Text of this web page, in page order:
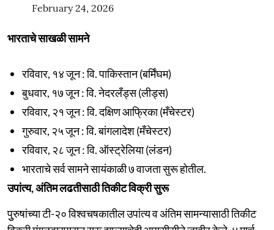
February 24, 2026
भारताचे साखळी सामने
रविवार, १४ जून : वि. पाकिस्तान (बर्मिंघम)
बुधवार, १७ जून : वि. नेदरलँड्स (लीड्स)
रविवार, २१ जून : वि. दक्षिण आफ्रिका (मँचेस्टर)
गुरुवार, २५ जून : वि. बांगलादेश (मँचेस्टर)
रविवार, २८ जून : वि. ऑस्ट्रेलिया (लंडन)
भारताचे सर्व सामने सायंकाळी ७ वाजता सुरू होतील.
उपांत्य, अंतिम लढतीसाठी तिकीट विक्री सुरू
पुुरुषांच्या टी-२० विश्वचषकातील उपांत्य व अंतिम सामन्यासाठी तिकीट